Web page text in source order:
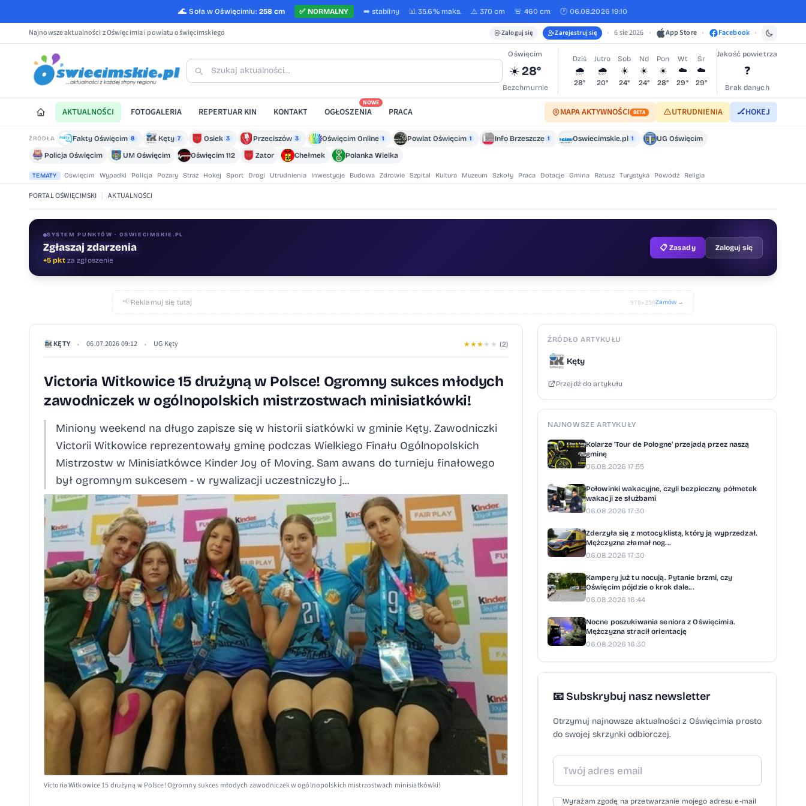
🌊 Soła w Oświęcimiu: 258 cm ✅ NORMALNY ➡️ stabilny 📊 35.6% maks. ⚠️ 370 cm 🚨 460 cm 🕐 06.08.2026 19:10
Najnowsze aktualności z Oświęcimia i powiatu oświęcimskiego Zaloguj się Zarejestruj się • 6 sie 2026 • App Store • Facebook •
Oświęcim
☀️28°
Bezchmurnie
Dziś
🌧️
28°
Jutro
🌧️
20°
Sob
☀️
24°
Nd
☀️
24°
Pon
☀️
28°
Wt
☁️
29°
Śr
☁️
29°
Jakość powietrza
❓
Brak danych
AKTUALNOŚCI FOTOGALERIA REPERTUAR KIN KONTAKT OGŁOSZENIA
NOWE
PRACA MAPA AKTYWNOŚCI BETA UTRUDNIENIA 🏒HOKEJ
ŹRÓDŁA Fakty Oświęcim 8 Kęty 7 Osiek 3 Przeciszów 3 Oświęcim Online 1 Powiat Oświęcim 1 Info Brzeszcze 1 Oswiecimskie.pl 1
UG Oświęcim
Policja Oświęcim
UM Oświęcim Oświęcim 112 Zator Chełmek Polanka Wielka
TEMATY Oświęcim Wypadki Policja Pożary Straż Hokej Sport Drogi Utrudnienia Inwestycje Budowa Zdrowie Szpital Kultura Muzeum Szkoły Praca Dotacje Gmina Ratusz Turystyka Powódź Religia
PORTAL OŚWIĘCIMSKI | AKTUALNOŚCI
SYSTEM PUNKTÓW · OSWIECIMSKIE.PL
Oceniaj treści
+1 pktza ocenę
📋 Zasady Zaloguj się
📢Reklamuj się tutaj 970×250Zamów →
KĘTY • 06.07.2026 09:12 • UG Kęty ★★★ ★ ★ (2)
Victoria Witkowice 15 drużyną w Polsce! Ogromny sukces młodych
zawodniczek w ogólnopolskich mistrzostwach minisiatkówki!
Miniony weekend na długo zapisze się w historii siatkówki w gminie Kęty. Zawodniczki
Victorii Witkowice reprezentowały gminę podczas Wielkiego Finału Ogólnopolskich
Mistrzostw w Minisiatkówce Kinder Joy of Moving. Sam awans do turnieju finałowego
był ogromnym sukcesem - w rywalizacji uczestniczyło j...
Victoria Witkowice 15 drużyną w Polsce! Ogromny sukces młodych zawodniczek w ogólnopolskich mistrzostwach minisiatkówki!
ŹRÓDŁO ARTYKUŁU
Kęty
Przejdź do artykułu
NAJNOWSZE ARTYKUŁY
Kolarze ‘Tour de Pologne’ przejadą przez naszą
gminę
06.08.2026 17:55
Połowinki wakacyjne, czyli bezpieczny półmetek
wakacji ze służbami
06.08.2026 17:30
Zderzyła się z motocyklistą, który ją wyprzedzał.
Mężczyzna złamał nog...
06.08.2026 17:30
Kampery już tu nocują. Pytanie brzmi, czy
Oświęcim pójdzie o krok dale...
06.08.2026 16:44
Nocne poszukiwania seniora z Oświęcimia.
Mężczyzna stracił orientację
06.08.2026 16:30
📧 Subskrybuj nasz newsletter
Otrzymuj najnowsze aktualności z Oświęcimia prosto
do swojej skrzynki odbiorczej.
Wyrażam zgodę na przetwarzanie mojego adresu e-mail